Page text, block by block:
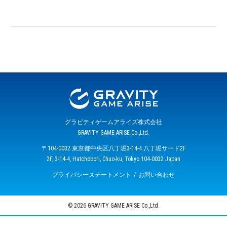
グラビティゲームアライズ株式会社
GRAVITY GAME ARISE Co.,Ltd.
〒104-0032 東京都中央区八丁堀3-14-4 八丁堀サード2F
2F, 3-14-4, Hatchobori, Chuo-ku, Tokyo 104-0032 Japan
プライバシーステートメント お問い合わせ
© 2026 GRAVITY GAME ARISE Co.,Ltd.